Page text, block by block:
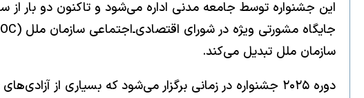
سازمان ملل تبدیل می‌کند.
دوره ۲۰۲۵ جشنواره در زمانی برگزار می‌شود که بسیاری از